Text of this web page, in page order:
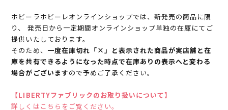
ホビーラホビーレオンラインショップでは、新発売の商品に限
り、 発売日から一定期間オンラインショップ単独の在庫にてご
提供いたしております。
そのため、 一度在庫切れ「×」と表示された商品が実店舗と在
庫を共有できるようになった時点で在庫ありの表示へと変わる
場合がございますので予めご了承ください。
【LIBERTYファブリックのお取り扱いについて】
詳しくはこちらをご覧ください。